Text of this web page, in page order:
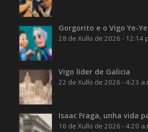
Gorgorito e o Vigo Ye-Ye
28 de Xullo de 2026 - 12:14
Vigo líder de Galicia
22 de Xullo de 2026 - 4:23
Isaac Fraga, unha vida
16 de Xullo de 2026 - 4:20